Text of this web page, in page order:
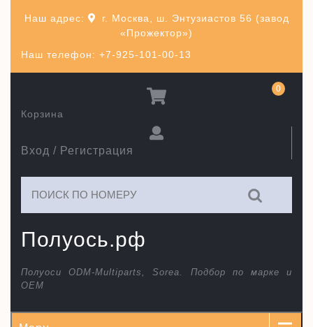
Наш телефон: +7-925-101-00-13
Наш адрес:
г. Москва, ш. Энтузиастов 56 (завод
«Прожектор»)
Полуось.рф
Полуоси ODM-Multiparts, Sorea. Подбор по марке и
ОЕМ
Вход / Регистрация
Корзина
0